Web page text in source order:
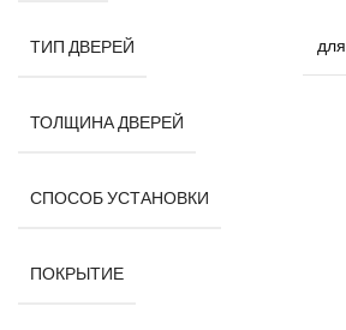
ТИП ДВЕРЕЙ
ТОЛЩИНА ДВЕРЕЙ
СПОСОБ УСТАНОВКИ
ПОКРЫТИЕ